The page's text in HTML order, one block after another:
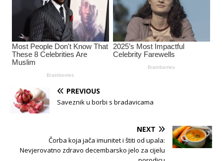
PREVIOUS
Saveznik u borbi s bradavicama
NEXT
Čorba koja jača imunitet i štiti od upala:
Nevjerovatno zdravo decembarsko jelo za cijelu